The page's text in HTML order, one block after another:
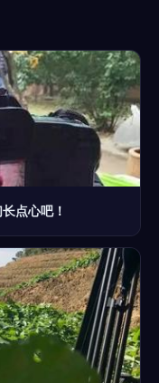
点心吧！